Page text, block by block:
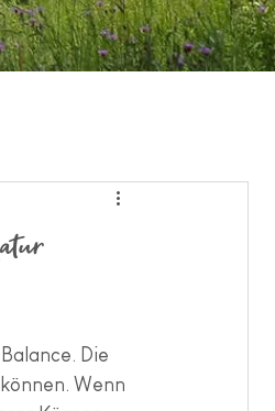
Die
Wenn